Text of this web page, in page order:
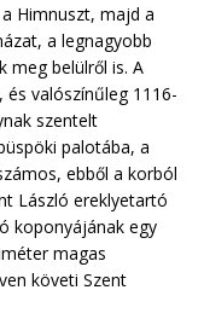
Himnuszt, majd a
a legnagyobb
meg belülről is. A
valószínűleg 1116-
szentelt
palotába, a
ebből a korból
László ereklyetartó
koponyájának egy
magas
követi Szent